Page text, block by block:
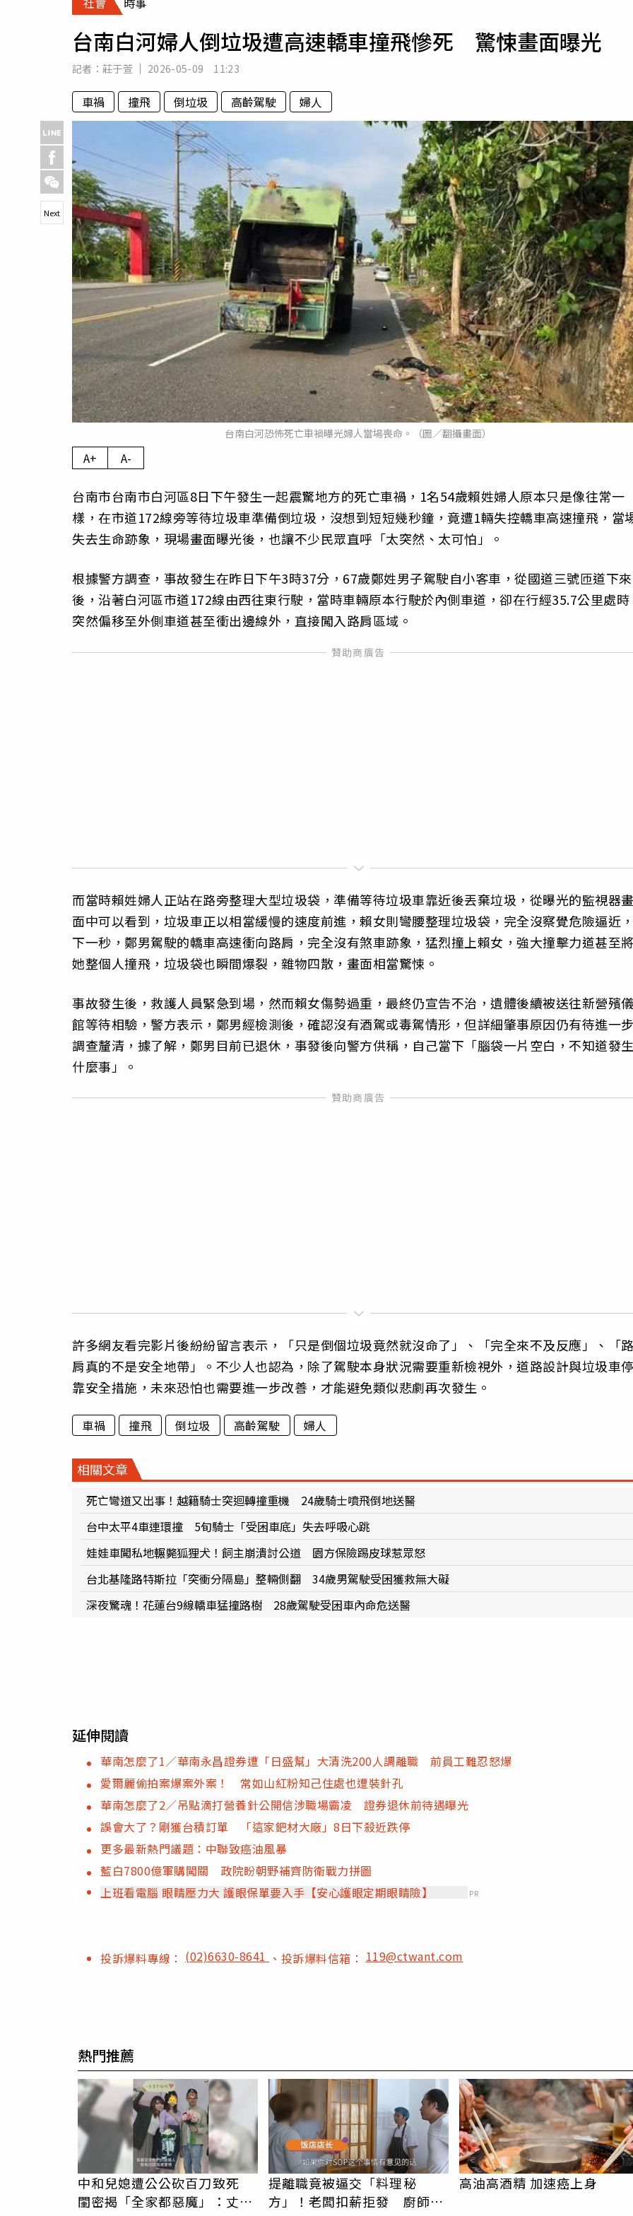
專欄
房產新勢力
運勢
台南白河婦人倒垃圾遭高速轎車撞飛慘死 驚悚畫面曝光
記者： 莊于萱 2026-05-09 11:23
車禍 撞飛 倒垃圾 高齡駕駛 婦人
台南白河恐怖死亡車禍曝光婦人當場喪命。（圖／翻攝畫面）
Next
A+ A-
台南市台南市白河區8日下午發生一起震驚地方的死亡車禍，1名54歲賴姓婦人原本只是像往常一
樣，在市道172線旁等待垃圾車準備倒垃圾，沒想到短短幾秒鐘，竟遭1輛失控轎車高速撞飛，當
失去生命跡象，現場畫面曝光後，也讓不少民眾直呼「太突然、太可怕」。
根據警方調查，事故發生在昨日下午3時37分，67歲鄭姓男子駕駛自小客車，從國道三號匝道下來
後，沿著白河區市道172線由西往東行駛，當時車輛原本行駛於內側車道，卻在行經35.7公里處時
突然偏移至外側車道甚至衝出邊線外，直接闖入路肩區域。
而當時賴姓婦人正站在路旁整理大型垃圾袋，準備等待垃圾車靠近後丟棄垃圾，從曝光的監視器
面中可以看到，垃圾車正以相當緩慢的速度前進，賴女則彎腰整理垃圾袋，完全沒察覺危險逼近
下一秒，鄭男駕駛的轎車高速衝向路肩，完全沒有煞車跡象，猛烈撞上賴女，強大撞擊力道甚至
她整個人撞飛，垃圾袋也瞬間爆裂，雜物四散，畫面相當驚悚。
事故發生後，救護人員緊急到場，然而賴女傷勢過重，最終仍宣告不治，遺體後續被送往新營殯
館等待相驗，警方表示，鄭男經檢測後，確認沒有酒駕或毒駕情形，但詳細肇事原因仍有待進一
調查釐清，據了解，鄭男目前已退休，事發後向警方供稱，自己當下「腦袋一片空白，不知道發
什麼事」。
許多網友看完影片後紛紛留言表示，「只是倒個垃圾竟然就沒命了」、「完全來不及反應」、「
肩真的不是安全地帶」。不少人也認為，除了駕駛本身狀況需要重新檢視外，道路設計與垃圾車
靠安全措施，未來恐怕也需要進一步改善，才能避免類似悲劇再次發生。
車禍 撞飛 倒垃圾 高齡駕駛 婦人
相關文章
死亡彎道又出事！越籍騎士突迴轉撞重機 24歲騎士噴飛倒地送醫
台中太平4車連環撞 5旬騎士「受困車底」失去呼吸心跳
娃娃車闖私地輾斃狐狸犬！飼主崩潰討公道 園方保險踢皮球惹眾怒
台北基隆路特斯拉「突衝分隔島」整輛側翻 34歲男駕駛受困獲救無大礙
深夜驚魂！花蓮台9線轎車猛撞路樹 28歲駕駛受困車內命危送醫
延伸閱讀
華南怎麼了1／華南永昌證券遭「日盛幫」大清洗200人調離職 前員工難忍怒爆
愛爾麗偷拍案爆案外案！ 常如山紅粉知己住處也遭裝針孔
華南怎麼了2／吊點滴打營養針公開信涉職場霸凌 證券退休前待遇曝光
誤會大了？剛獲台積訂單 「這家鈀材大廠」8日下殺近跌停
更多最新熱門議題：中聯致癌油風暴
藍白7800億軍購闖關 政院盼朝野補齊防衛戰力拼圖
上班看電腦 眼睛壓力大 護眼保單要入手【安心護眼定期眼睛險】
PR
投訴爆料專線： (02)6630-8641 、投訴爆料信箱：119@ctwant.com
熱門推薦
中和兒媳遭公公砍百刀致死
閨密揭「全家都惡魔」：丈夫
提離職竟被逼交「料理秘
方」！老闆扣薪拒發 廚師怒
高油高酒精 加速癌上身
PR